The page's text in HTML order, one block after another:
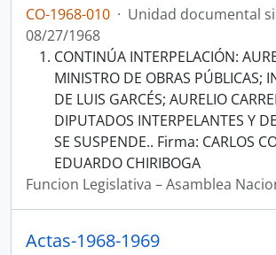
CO-1968-010 · Unidad documental
08/27/1968
CONTINÚA INTERPELACIÓN:
MINISTRO DE OBRAS PÚBLICAS;
DE LUIS GARCÉS; AURELIO
DIPUTADOS INTERPELANTES Y
SE SUSPENDE.. Firma: CARLOS
EDUARDO CHIRIBOGA
Funcion Legislativa – Asamblea
Actas-1968-1969